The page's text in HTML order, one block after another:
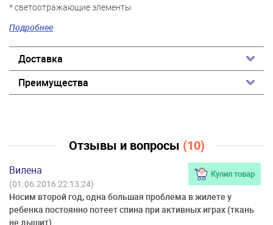
* светоотражающие элементы
* принт, нашивки
Подробнее
Доставка
Преимущества
Отзывы и вопросы (10)
Вилена Купил товар
(01.06.2016 22:13:24)
Носим второй год, одна большая проблема в жилете у
ребенка постоянно потеет спина при активных играх (ткань
не дышит).